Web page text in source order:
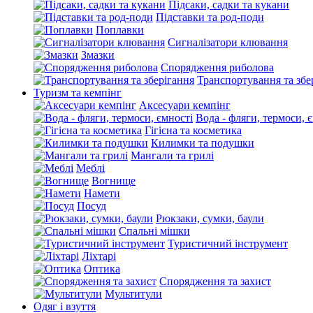
Підсаки, садки та кукани
Підставки та род-поди
Поплавки
Сигналізатори клювання
Змазки
Спорядження риболова
Транспортування та
Туризм та кемпінг
Аксесуари кемпінг
Вода - фляги, термоси,
Гігієна та косметика
Килимки та подушки
Мангали та грилі
Меблі
Вогнище
Намети
Посуд
Рюкзаки, сумки, баули
Спальні мішки
Туристичний інструмент
Ліхтарі
Оптика
Спорядження та захист
Мультитули
Одяг і взуття